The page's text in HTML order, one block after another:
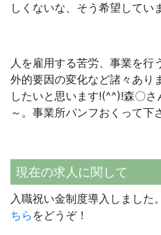
しくないな、そう希望してい
人を雇用する苦労、事業を行
外的要因の変化など諸々あり
したいと思います!(^^)!森〇
～。事業所パンフおくって下
現在の求人に関して
入職祝い金制度導入しまし
ちら をどうぞ！